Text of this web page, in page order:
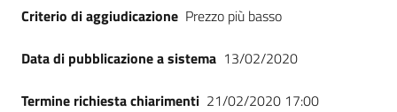
Criterio di aggiudicazione Prezzo più basso
Data di pubblicazione a sistema 13/02/2020
Termine richiesta chiarimenti 21/02/2020 17:00